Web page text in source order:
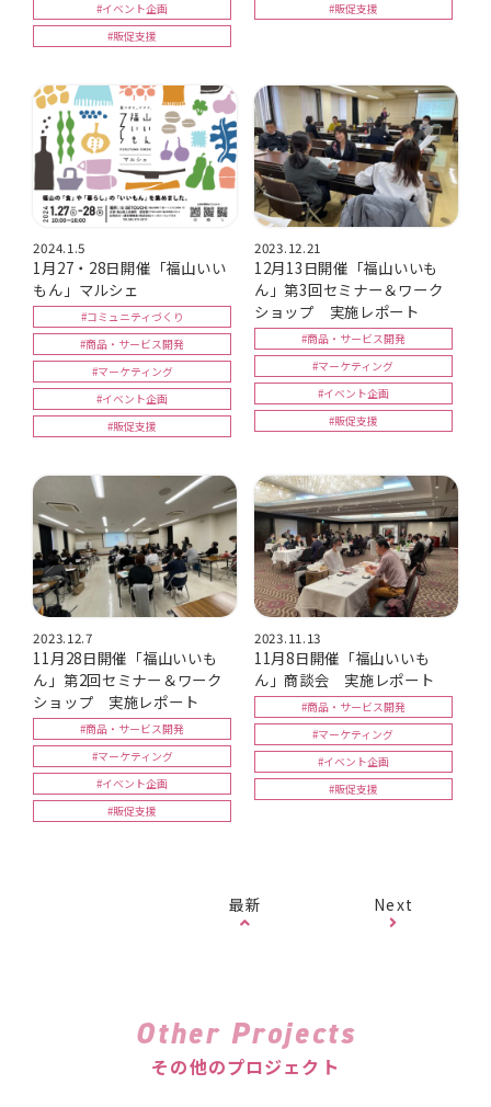
#イベント企画
#販促支援
#販促支援
2024.1.5
1月27・28日開催「福山いい
もん」マルシェ
#コミュニティづくり
#商品・サービス開発
#マーケティング
#イベント企画
#販促支援
2023.12.21
12月13日開催「福山いいも
ん」第3回セミナー＆ワーク
ショップ 実施レポート
#商品・サービス開発
#マーケティング
#イベント企画
#販促支援
2023.12.7
11月28日開催「福山いいも
ん」第2回セミナー＆ワーク
ショップ 実施レポート
#商品・サービス開発
#マーケティング
#イベント企画
#販促支援
2023.11.13
11月8日開催「福山いいも
ん」商談会 実施レポート
#商品・サービス開発
#マーケティング
#イベント企画
#販促支援
最新 Next
Other Projects
その他のプロジェクト